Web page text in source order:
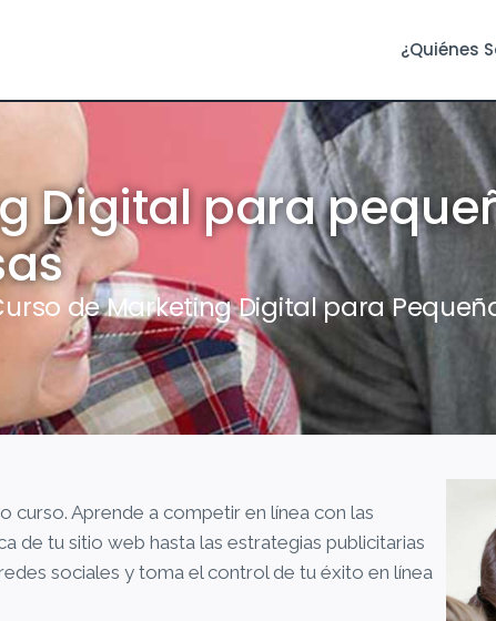
¿Quiénes
Digital para
de Marketing Digital para
curso. Aprende a competir en línea con las
de tu sitio web hasta las estrategias publicitarias
sociales y toma el control de tu éxito en línea